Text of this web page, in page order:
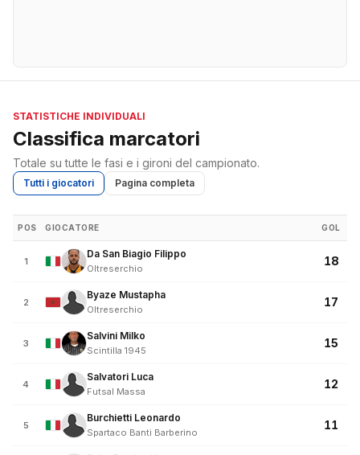
STATISTICHE INDIVIDUALI
Classifica marcatori
Totale su tutte le fasi e i gironi del campionato.
Tutti i giocatori Pagina completa
POS GIOCATORE GOL
1
Da San Biagio Filippo
Oltreserchio
18
2
Byaze Mustapha
Oltreserchio
17
3
Salvini Milko
Scintilla 1945
15
4
Salvatori Luca
Futsal Massa
12
5
Burchietti Leonardo
Spartaco Banti Barberino
11